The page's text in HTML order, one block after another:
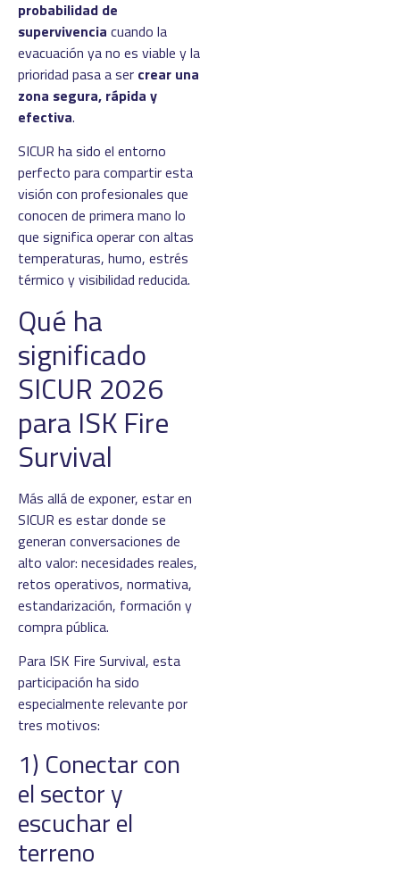
probabilidad de
supervivencia cuando la
evacuación ya no es viable y la
prioridad pasa a ser crear una
zona segura, rápida y
efectiva.
SICUR ha sido el entorno
perfecto para compartir esta
visión con profesionales que
conocen de primera mano lo
que significa operar con altas
temperaturas, humo, estrés
térmico y visibilidad reducida.
Qué ha
significado
SICUR 2026
para ISK Fire
Survival
Más allá de exponer, estar en
SICUR es estar donde se
generan conversaciones de
alto valor: necesidades reales,
retos operativos, normativa,
estandarización, formación y
compra pública.
Para ISK Fire Survival, esta
participación ha sido
especialmente relevante por
tres motivos:
1) Conectar con
el sector y
escuchar el
terreno